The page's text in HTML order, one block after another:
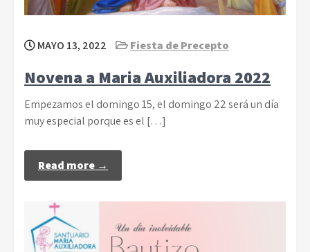
MAYO 13, 2022 Fiesta de Precepto
Novena a Maria Auxiliadora 2022
Empezamos el domingo 15, el domingo 22 será un día
muy especial porque es el […]
Read more →